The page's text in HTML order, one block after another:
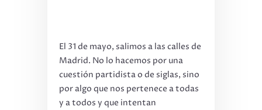
El 31 de mayo, salimos a las calles de
Madrid. No lo hacemos por una
cuestión partidista o de siglas, sino
por algo que nos pertenece a todas
y a todos y que intentan